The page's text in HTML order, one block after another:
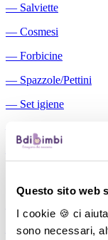
Questo sito web
I cookie 🍪 ci
sono necessari,
― Salviette
― Cosmesi
― Forbicine
― Spazzole/Pettini
― Set igiene
Aspiratori nasali
―
Cuscini allattamento
―Biberon